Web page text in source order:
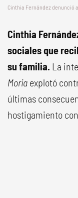
Cinthia Fernández denunció
Cinthia
sociales que
su familia. La
Moria explotó
últimas
hostigamiento